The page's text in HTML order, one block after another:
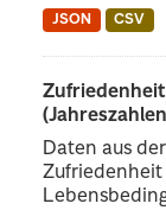
JSON CSV
Daten aus